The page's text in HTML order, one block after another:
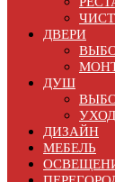
ДВЕРИ
ДУШ
УХОД
ДИЗАЙН
МЕБЕЛЬ